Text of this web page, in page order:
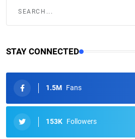
STAY CONNECTED
1.5M Fans
153K Followers